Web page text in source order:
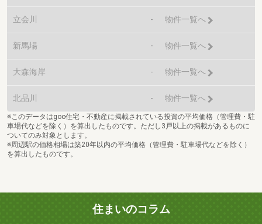
立会川 - 物件一覧へ
新馬場 - 物件一覧へ
大森海岸 - 物件一覧へ
北品川 - 物件一覧へ
※このデータはgoo住宅・不動産に掲載されている投資の平均価格（管理費・駐
車場代などを除く）を算出したものです。ただし3戸以上の掲載があるものに
ついてのみ対象とします。
※周辺駅の価格相場は築20年以内の平均価格（管理費・駐車場代などを除く）
を算出したものです。
住まいのコラム